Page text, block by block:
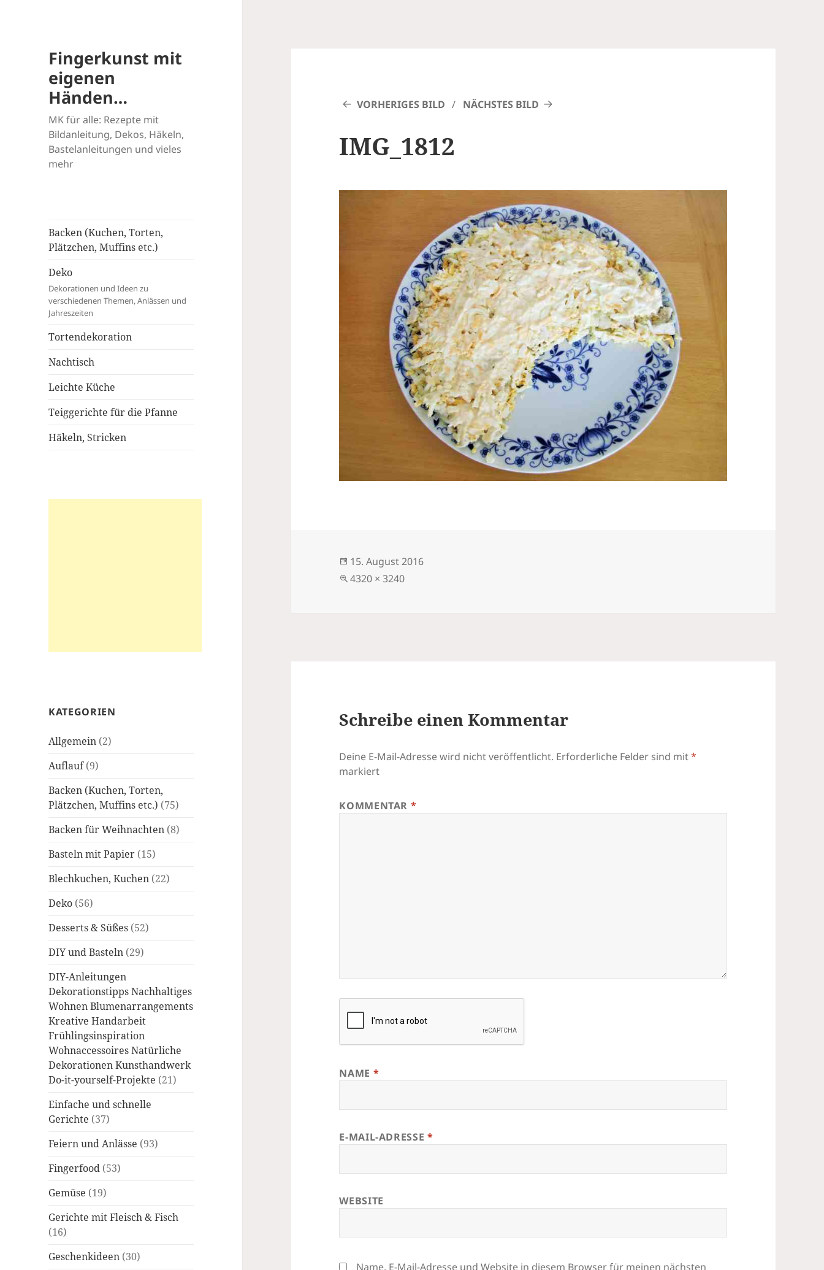
Fingerkunst mit
eigenen
Händen…
MK für alle: Rezepte mit
Bildanleitung, Dekos, Häkeln,
Bastelanleitungen und vieles
mehr
Backen (Kuchen, Torten,
Plätzchen, Muffins etc.)
Deko
Dekorationen und Ideen zu
verschiedenen Themen, Anlässen und
Jahreszeiten
Tortendekoration
Nachtisch
Leichte Küche
Teiggerichte für die Pfanne
Häkeln, Stricken
KATEGORIEN
Allgemein (2)
Auflauf(9)
Backen (Kuchen, Torten,
Plätzchen, Muffins etc.) (75)
Backen für Weihnachten (8)
Basteln mit Papier (15)
Blechkuchen, Kuchen (22)
Deko (56)
Desserts & Süßes (52)
DIY und Basteln (29)
DIY-Anleitungen
Dekorationstipps Nachhaltiges
Wohnen Blumenarrangements
Kreative Handarbeit
Frühlingsinspiration
Wohnaccessoires Natürliche
Dekorationen Kunsthandwerk
Do-it-yourself-Projekte (21)
Einfache und schnelle
Gerichte (37)
Feiern und Anlässe (93)
Fingerfood (53)
Gemüse (19)
Gerichte mit Fleisch & Fisch
(16)
Geschenkideen (30)
VORHERIGES BILD NÄCHSTES BILD
IMG_1812
Veröffentlicht
am
15. August 2016
Volle
4320 × 3240
Schreibe einen Kommentar
Deine E-Mail-Adresse wird nicht veröffentlicht. Erforderliche Felder sind mit*
markiert
KOMMENTAR *
NAME *
E-MAIL-ADRESSE *
WEBSITE
Name, E-Mail-Adresse und Website in diesem Browser für meinen nächsten